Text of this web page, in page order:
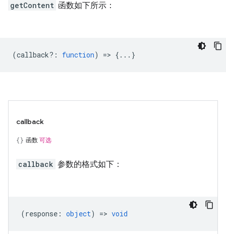
getContent 函数如下所示：
(callback? : function) => {...}
callback
函数 可选
callback 参数的格式如下：
(response : object) => void